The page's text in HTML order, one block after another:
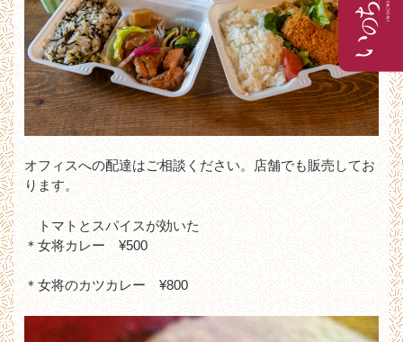
オフィスへの配達はご相談ください。店舗でも販売してお
ります。
トマトとスパイスが効いた
＊女将カレー ¥500
＊女将のカツカレー ¥800